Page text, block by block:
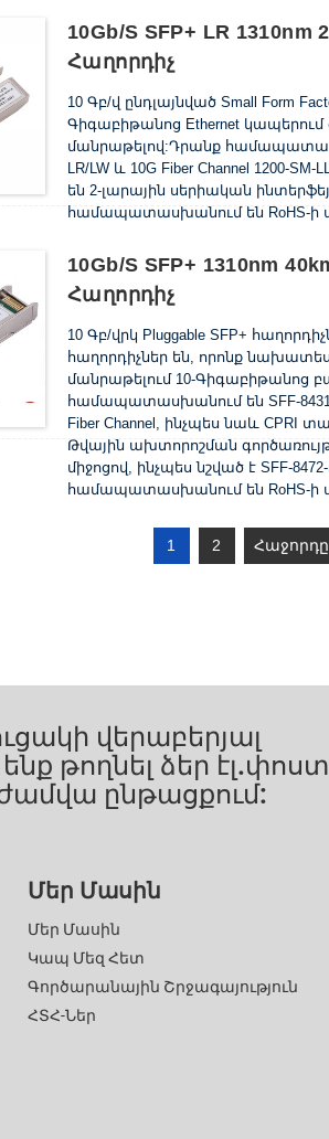
10Gb/s SFP+ LR
Հաղորդիչ
10 Գբ/վ ընդլայնված Small Form
Գիգաբիթանոց Ethernet կապերում
մանրաթելով:Դրանք
LR/LW և 10G Fiber Channel 1200-
են 2-լարային սերիական
համապատասխանում են RoHS-ի
10Gb/s SFP+ 1310nm
Հաղորդիչ
10 Գբ/վրկ Pluggable SFP+
հաղորդիչներ են, որոնք
մանրաթելում 10-Գիգաբիթանոց
համապատասխանում են SFF-8431
Fiber Channel, ինչպես նաև CPRI
Թվային ախտորոշման
միջոցով, ինչպես նշված է SFF-
համապատասխանում են RoHS-ի
1 2 Հաջորդը
վերաբերյալ
թողնել ձեր
ընթացքում:
Մեր Մասին
Մեր Մասին
Կապ Մեզ Հետ
Գործարանային Շրջագայություն
ՀՏՀ-Ներ